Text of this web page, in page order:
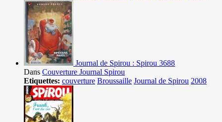
Journal de Spirou : Spirou 3688
Dans Couverture Journal Spirou
Etiquettes: couverture Broussaille Journal de Spirou 2008